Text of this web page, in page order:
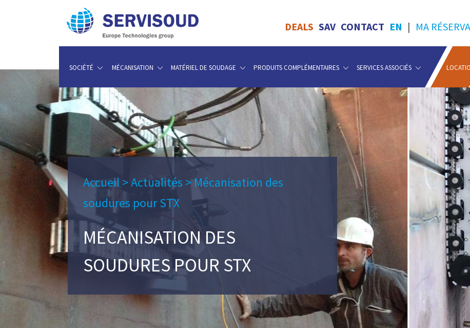
EN
DEALS SAV CONTACT | MA
SOCIÉTÉ MÉCANISATION MATÉRIEL DE SOUDAGE PRODUITS COMPLÉMENTAIRES SERVICES ASSOCIÉS
Accueil>Actualités >Mécanisation des
soudures pour STX
MÉCANISATION DES
SOUDURES POUR STX